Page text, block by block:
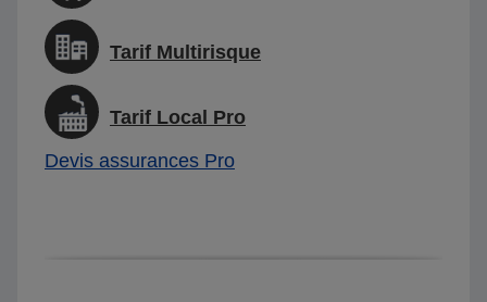
Tarif Multirisque
Tarif Local Pro
Devis assurances Pro